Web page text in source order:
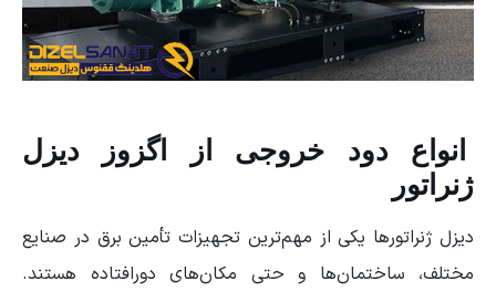
انواع دود خروجی از اگزوز دیزل
ژنراتور
دیزل ژنراتورها یکی از مهم‌ترین تجهیزات تأمین برق در صنایع
مختلف، ساختمان‌ها و حتی مکان‌های دورافتاده هستند.